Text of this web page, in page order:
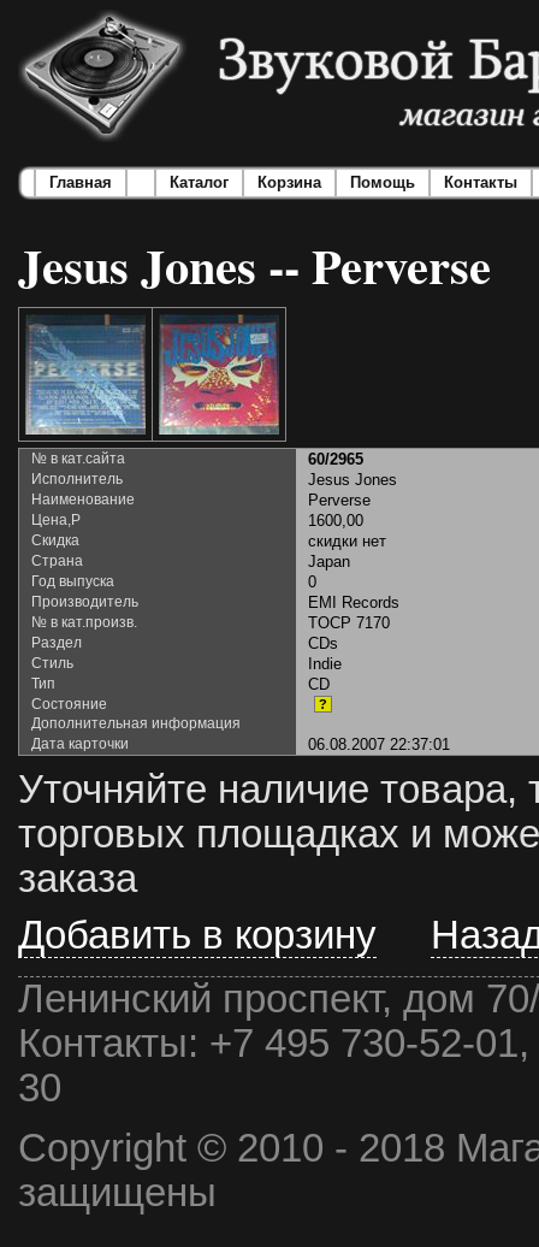
Главная Каталог Корзина Помощь Контакты
Jesus Jones -- Perverse
№ в кат.сайта 60/2965
Исполнитель Jesus Jones
Наименование Perverse
Цена,Р 1600,00
Скидка скидки нет
Страна Japan
Год выпуска 0
Производитель EMI Records
№ в кат.произв. TOCP 7170
Раздел CDs
Стиль Indie
Тип CD
Состояние ?
Дополнительная информация
Дата карточки
06.08.2007 22:37:01
Уточняйте наличие товара,
торговых площадках и
заказа
Добавить в корзину
Ленинский проспект, дом
Контакты: +7 495 730-52-
30
Copyright © 2010 - 2018
защищены